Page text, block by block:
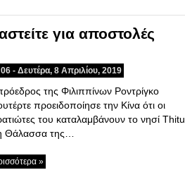
για αποστολές
- Δευτέρα, 8 Απριλίου, 2019
της Φιλιππίνων Ροντρίγκο
προειδοποίησε την Κίνα ότι οι
του καταλαμβάνουν το νησί Thitu
Θάλασσα της…
»